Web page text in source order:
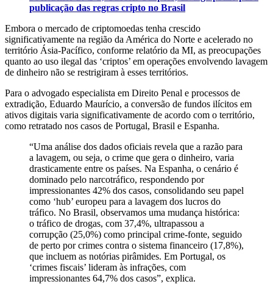
publicação das regras cripto no Brasil
Embora o mercado de criptomoedas tenha crescido
significativamente na região da América do Norte e acelerado no
território Ásia-Pacífico, conforme relatório da MI, as preocupações
quanto ao uso ilegal das ‘criptos’ em operações envolvendo lavagem
de dinheiro não se restrigiram à esses territórios.
Para o advogado especialista em Direito Penal e processos de
extradição, Eduardo Maurício, a conversão de fundos ilícitos em
ativos digitais varia significativamente de acordo com o território,
como retratado nos casos de Portugal, Brasil e Espanha.
“Uma análise dos dados oficiais revela que a razão para
a lavagem, ou seja, o crime que gera o dinheiro, varia
drasticamente entre os países. Na Espanha, o cenário é
dominado pelo narcotráfico, respondendo por
impressionantes 42% dos casos, consolidando seu papel
como ‘hub’ europeu para a lavagem dos lucros do
tráfico. No Brasil, observamos uma mudança histórica:
o tráfico de drogas, com 37,4%, ultrapassou a
corrupção (25,0%) como principal crime-fonte, seguido
de perto por crimes contra o sistema financeiro (17,8%),
que incluem as notórias pirâmides. Em Portugal, os
‘crimes fiscais’ lideram às infrações, com
impressionantes 64,7% dos casos”, explica.